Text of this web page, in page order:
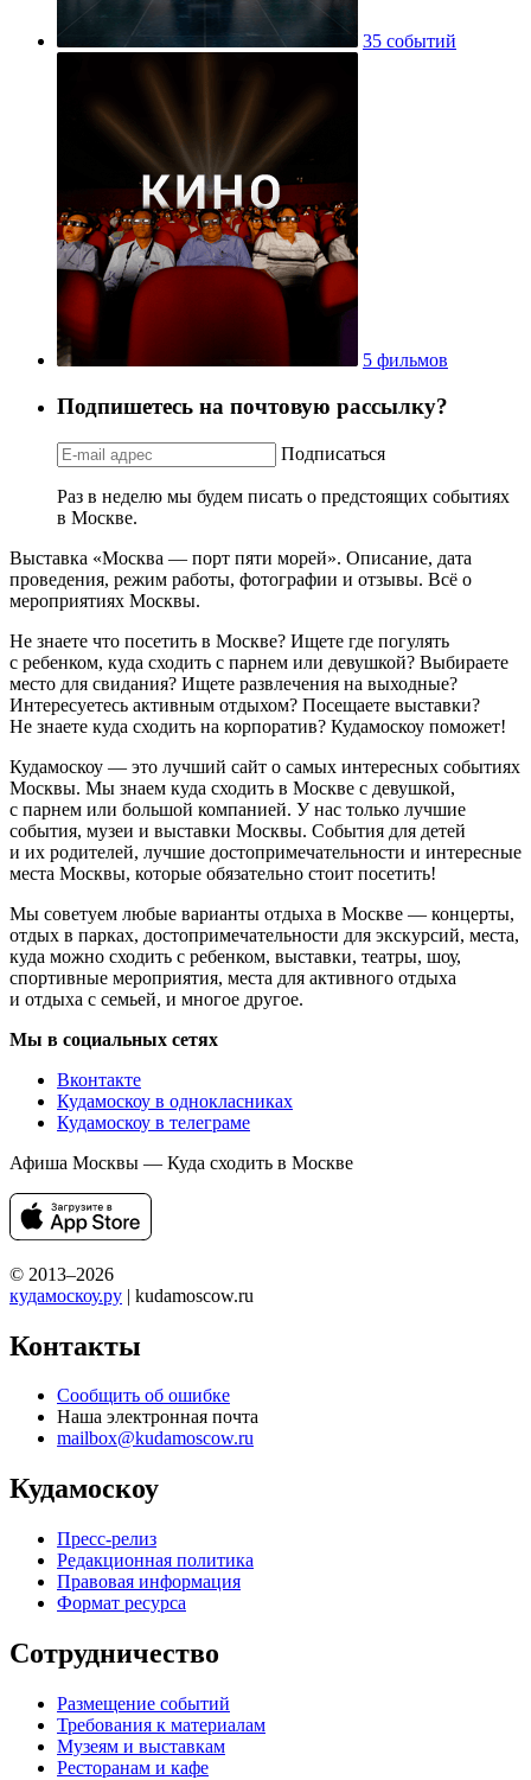
35 событий
5 фильмов
Подпишетесь на почтовую рассылку?
Подписаться
Раз в неделю мы будем писать о предстоящих событиях
в Москве.
Выставка «Москва — порт пяти морей». Описание, дата
проведения, режим работы, фотографии и отзывы. Всё о
мероприятиях Москвы.
Не знаете что посетить в Москве? Ищете где погулять
с ребенком, куда сходить с парнем или девушкой? Выбираете
место для свидания? Ищете развлечения на выходные?
Интересуетесь активным отдыхом? Посещаете выставки?
Не знаете куда сходить на корпоратив? Кудамоскоу поможет!
Кудамоскоу — это лучший сайт о самых интересных событиях
Москвы. Мы знаем куда сходить в Москве с девушкой,
с парнем или большой компанией. У нас только лучшие
события, музеи и выставки Москвы. События для детей
и их родителей, лучшие достопримечательности и интересные
места Москвы, которые обязательно стоит посетить!
Мы советуем любые варианты отдыха в Москве — концерты,
отдых в парках, достопримечательности для экскурсий, места,
куда можно сходить с ребенком, выставки, театры, шоу,
спортивные мероприятия, места для активного отдыха
и отдыха с семьей, и многое другое.
Мы в социальных сетях
Вконтакте
Кудамоскоу в однокласниках
Кудамоскоу в телеграме
Афиша Москвы — Куда сходить в Москве
© 2013–2026
кудамоскоу.ру | kudamoscow.ru
Контакты
Сообщить об ошибке
Наша электронная почта
mailbox@kudamoscow.ru
Кудамоскоу
Пресс-релиз
Редакционная политика
Правовая информация
Формат ресурса
Сотрудничество
Размещение событий
Требования к материалам
Музеям и выставкам
Ресторанам и кафе